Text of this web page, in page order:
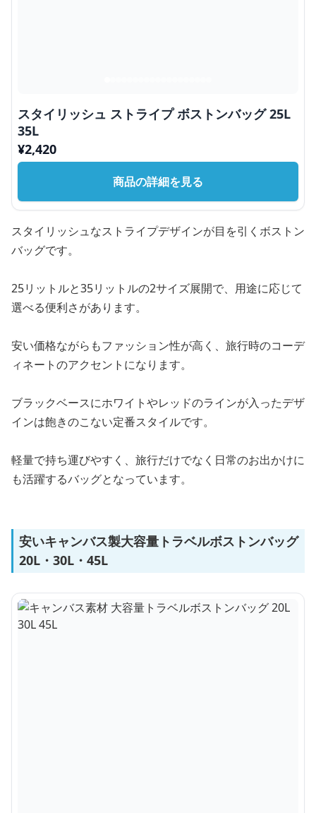
スタイリッシュ ストライプ ボストンバッグ 25L
35L
¥2,420
商品の詳細を見る
スタイリッシュなストライプデザインが目を引くボストン
バッグです。
25リットルと35リットルの2サイズ展開で、用途に応じて
選べる便利さがあります。
安い価格ながらもファッション性が高く、旅行時のコーデ
ィネートのアクセントになります。
ブラックベースにホワイトやレッドのラインが入ったデザ
インは飽きのこない定番スタイルです。
軽量で持ち運びやすく、旅行だけでなく日常のお出かけに
も活躍するバッグとなっています。
安いキャンバス製大容量トラベルボストンバッグ
20L・30L・45L